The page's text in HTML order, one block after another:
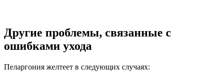
Другие проблемы, связанные с
ошибками ухода
Пеларгония желтеет в следующих случаях: